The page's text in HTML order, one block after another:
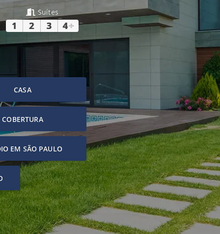
Suítes
1 2 3 4+
CASA
COBERTURA
EM SÃO PAULO